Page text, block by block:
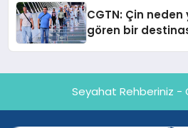
CGTN: Çin neden
gören bir
Seyahat Rehberiniz -